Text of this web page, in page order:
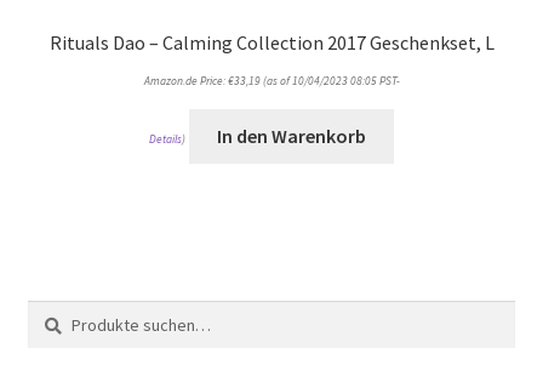
Rituals Dao – Calming Collection 2017 Geschenkset, L
Amazon.de Price:€33,19(as of 10/04/2023 08:05 PST-
Details) In den Warenkorb
Suche
nach:
Suche